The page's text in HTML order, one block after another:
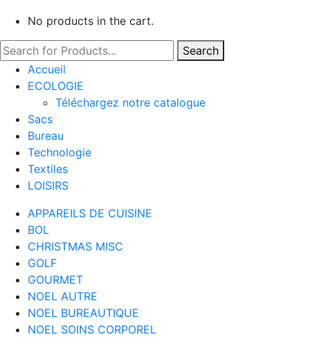
No products in the cart.
Search
Accueil
ECOLOGIE
Téléchargez notre catalogue
Sacs
Bureau
Technologie
Textiles
LOISIRS
APPAREILS DE CUISINE
BOL
CHRISTMAS MISC
GOLF
GOURMET
NOEL AUTRE
NOEL BUREAUTIQUE
NOEL SOINS CORPOREL